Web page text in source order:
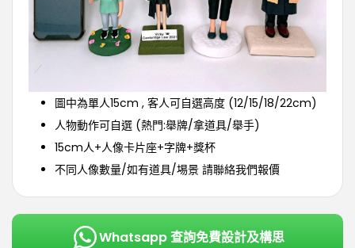
圖中為單人15cm , 客人可自選高度 (12/15/18/22cm)
人物動作可自選 (熱門:舉牌/拿道具/舉手)
15cm人+人像卡片座+字牌+獎杯
不同人像數量/如有道具/埸景 請聯絡我們報價
Whatsapp 查詢免費設計及構思